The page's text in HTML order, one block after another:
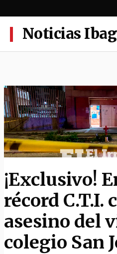
al
contenidoNoticias
¡Exclusivo!
récord C.T.I.
asesino del
colegio San